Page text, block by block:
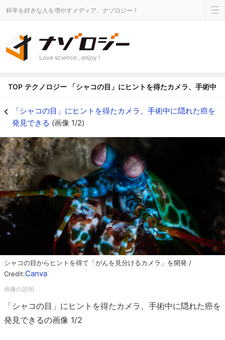
科学を好きな人を増やすメディア、ナゾロジー！
Love science , enjoy !
TOP テクノロジー 「シャコの目」にヒントを得たカメラ、手術中
「シャコの目」にヒントを得たカメラ、手術中に隠れた癌を
発見できる (画像 1/2)
シャコの目からヒントを得て「がんを見分けるカメラ」を開発 /
Credit:Canva
「シャコの目」にヒントを得たカメラ、手術中に隠れた癌を
発見できるの画像 1/2